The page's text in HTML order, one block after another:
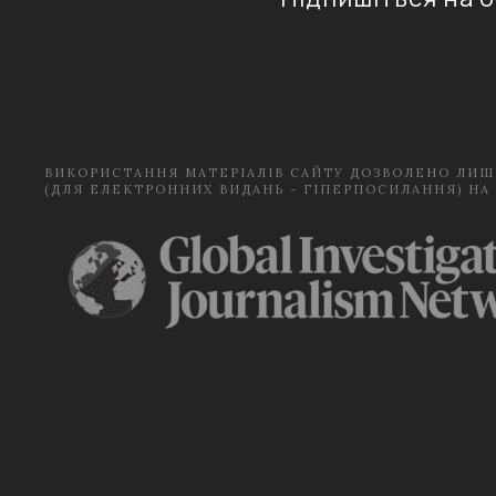
ВИКОРИСТАННЯ МАТЕРІАЛІВ САЙТУ ДОЗВОЛЕНО
(ДЛЯ ЕЛЕКТРОННИХ ВИДАНЬ - ГІПЕРПОСИЛАННЯ) НА